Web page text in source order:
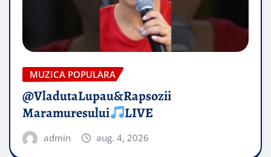
MUZICA POPULARA
@VladutaLupau&Rapsozii
Maramuresului
LIVE
admin aug. 4, 2026